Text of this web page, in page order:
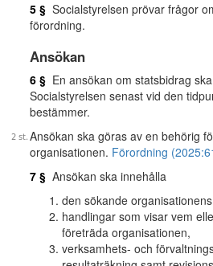
5 § Socialstyrelsen prövar frågor
förordning.
Ansökan
6 § En ansökan om statsbidrag
Socialstyrelsen senast vid den
bestämmer.
Ansökan ska göras av en behörig
organisationen. Förordning
7 § Ansökan ska innehålla
den sökande
handlingar som visar vem
företräda organisationen,
verksamhets- och